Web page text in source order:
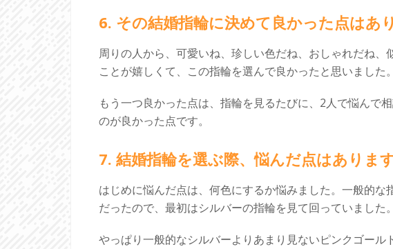
6. その結婚指輪に決めて良かった点はあ
周りの人から、可愛いね、珍しい色だね、おしゃれだね、
ことが嬉しくて、この指輪を選んで良かったと思いました。
もう一つ良かった点は、指輪を見るたびに、2人で悩んで
のが良かった点です。
7. 結婚指輪を選ぶ際、悩んだ点はありま
はじめに悩んだ点は、何色にするか悩みました。一般的な
だったので、最初はシルバーの指輪を見て回っていました。
やっぱり一般的なシルバーよりあまり見ないピンクゴール